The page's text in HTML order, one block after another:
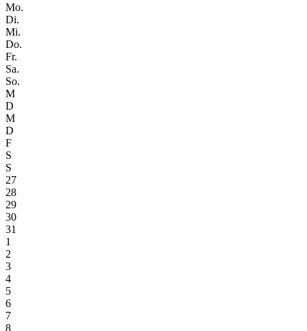
Mo.
Di.
Mi.
Do.
Fr.
Sa.
So.
M
D
M
D
F
S
S
27
28
29
30
31
1
2
3
4
5
6
7
8